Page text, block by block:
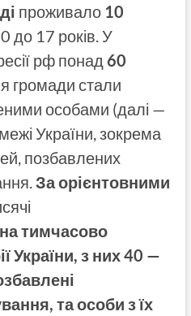
проживало 10
до 17 років. У
рф понад 60
громади стали
особами (далі —
України, зокрема
позбавлених
За орієнтовними
тимчасово
України, з них 40 —
та особи з їх